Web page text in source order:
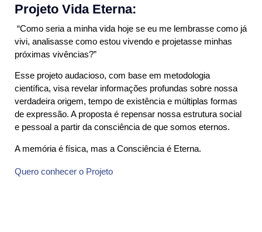
Projeto Vida Eterna:
“Como seria a minha vida hoje se eu me lembrasse como já
vivi, analisasse como estou vivendo e projetasse minhas
próximas vivências?”
Esse projeto audacioso, com base em metodologia
científica, visa revelar informações profundas sobre nossa
verdadeira origem, tempo de existência e múltiplas formas
de expressão. A proposta é repensar nossa estrutura social
e pessoal a partir da consciência de que somos eternos.
A memória é física, mas a Consciência é Eterna.
Quero conhecer o Projeto